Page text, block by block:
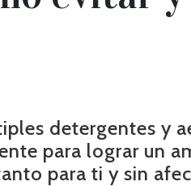
detergentes y
para lograr un
para ti y sin